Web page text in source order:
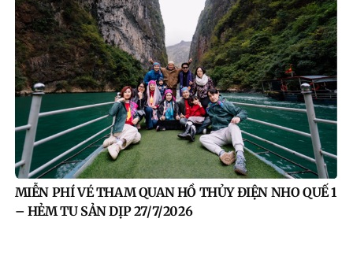
MIỄN PHÍ VÉ THAM QUAN HỒ THỦY ĐIỆN NHO QUẾ 1
– HẺM TU SẢN DỊP 27/7/2026